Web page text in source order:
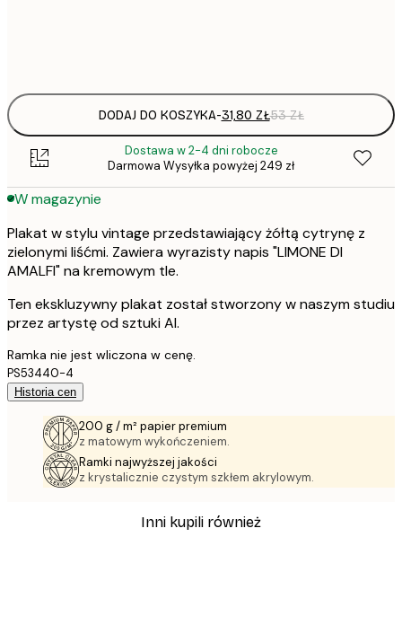
DODAJ DO KOSZYKA-31,80 ZŁ53 ZŁ
Dostawa w 2-4 dni robocze
Darmowa Wysyłka powyżej 249 zł
W magazynie
Plakat w stylu vintage przedstawiający żółtą cytrynę z
zielonymi liśćmi. Zawiera wyrazisty napis "LIMONE DI
AMALFI" na kremowym tle.
Ten ekskluzywny plakat został stworzony w naszym studiu
przez artystę od sztuki AI.
Ramka nie jest wliczona w cenę.
PS53440-4
Historia cen
200 g / m² papier premium
z matowym wykończeniem.
Ramki najwyższej jakości
z krystalicznie czystym szkłem akrylowym.
Inni kupili również